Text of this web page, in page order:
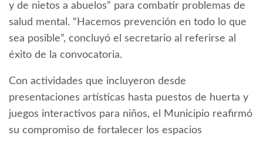
y de nietos a abuelos” para combatir problemas de
salud mental. “Hacemos prevención en todo lo que
sea posible”, concluyó el secretario al referirse al
éxito de la convocatoria.
Con actividades que incluyeron desde
presentaciones artísticas hasta puestos de huerta y
juegos interactivos para niños, el Municipio reafirmó
su compromiso de fortalecer los espacios